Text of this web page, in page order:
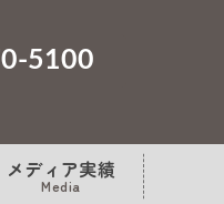
5100
メディア実績
Media